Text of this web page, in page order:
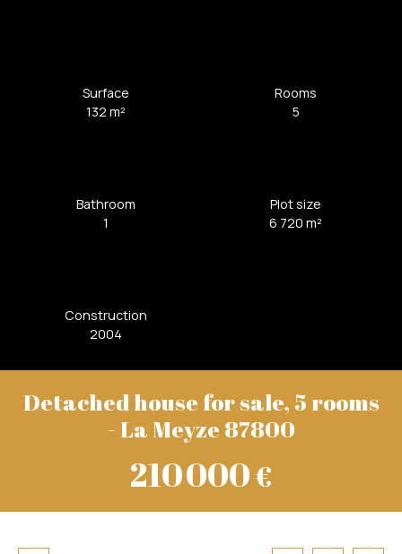
Surface
132m²
Rooms
5
Bathroom
1
Plot size
6 720m²
Construction
2004
Detached house for sale, 5 rooms
- La Meyze 87800
210 000€